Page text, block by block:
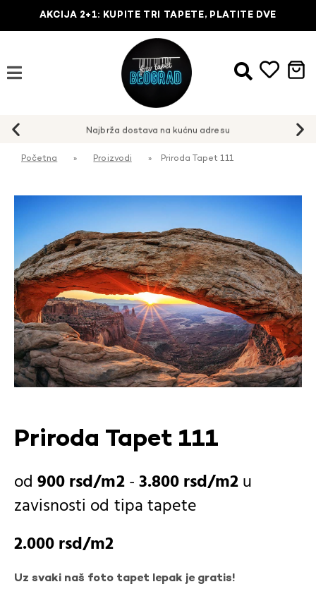
AKCIJA 2+1: KUPITE TRI TAPETE, PLATITE DVE
Najbrža dostava na kućnu adresu
Početna » Proizvodi » Priroda Tapet 111
Priroda Tapet 111
900rsd -3.800rsd
u
zavisnosti od tipa tapete
2.000rsd
Uz svaki naš foto tapet lepak je gratis!